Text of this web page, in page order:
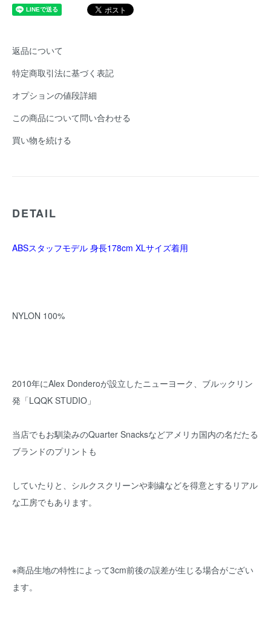
返品について
特定商取引法に基づく表記
オプションの値段詳細
この商品について問い合わせる
買い物を続ける
DETAIL
ABSスタッフモデル 身長178cm XLサイズ着用
NYLON 100%
2010年にAlex Donderoが設立したニューヨーク、ブルックリン
発「LQQK STUDIO」
当店でもお馴染みのQuarter Snacksなどアメリカ国内の名だたる
ブランドのプリントも
していたりと、シルクスクリーンや刺繍などを得意とするリアル
な工房でもあります。
※商品生地の特性によって3cm前後の誤差が生じる場合がござい
ます。